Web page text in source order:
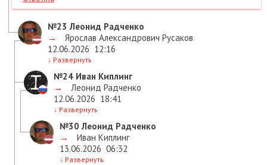
№23 Леонид Радченко
→
Ярослав Александрович Русаков
12.06.2026 12:16
↓ Развернуть
№24 Иван Киплинг
→
Леонид Радченко
12.06.2026 18:41
↓ Развернуть
№30 Леонид Радченко
→
Иван Киплинг
13.06.2026 06:32
↓ Развернуть